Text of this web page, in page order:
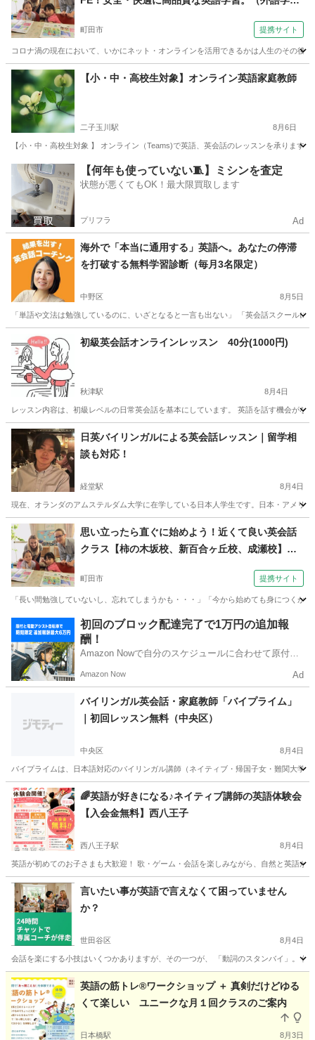
町田市 提携サイト
コロナ渦の現在において、いかにネット・オンラインを活用できるかは人生のその後
東京 町田市 英会話
【小・中・高校生対象】オンライン英語家庭教師
二子玉川駅 8月6日
【小・中・高校生対象 】 オンライン（Teams)で英語、英会話のレッスンを承りま
東京 世田谷区 二子玉川駅 英語/基礎英語 オンライン
【何年も使っていない🧵】ミシンを査定
状態が悪くてもOK！最大限買取します
プリフラ Ad
海外で「本当に通用する」英語へ。あなたの停滞
を打破する無料学習診断（毎月3名限定）
中野区 8月5日
「単語や文法は勉強しているのに、いざとなると一言も出ない」 「英会話スクール
東京 中野区 英語 無料
初級英会話オンラインレッスン 40分(1000円)
秋津駅 8月4日
レッスン内容は、初級レベルの日常英会話を基本にしています。 英語を話す機会が
東京 東村山市 秋津駅 英会話 オンライン
日英バイリンガルによる英会話レッスン｜留学相
談も対応！
経堂駅 8月4日
現在、オランダのアムステルダム大学に在学している日本人学生です。日本・アメリ
東京 世田谷区 経堂駅 英会話 バイリンガル
思い立ったら直ぐに始めよう！近くて良い英会話
クラス【柿の木坂校、新百合ヶ丘校、成瀬校】
町田市 提携サイト
「長い間勉強していないし、忘れてしまうかも・・・」「今から始めても身につく
英会話
初回のブロック配達完了で1万円の追加報
酬！
Amazon Nowで自分のスケジュールに合わせて原付や
う！
Amazon Now Ad
バイリンガル英会話・家庭教師「バイプライム」
｜初回レッスン無料（中央区）
中央区 8月4日
バイプライムは、日本語対応のバイリンガル講師（ネイティブ・帰国子女・難関大学
東京 中央区 英会話 バイリンガル
🌈英語が好きになる♪ネイティブ講師の英語体験会
【入会金無料】西八王子
西八王子駅 8月4日
英語が初めてのお子さまも大歓迎！ 歌・ゲーム・会話を楽しみながら、自然と英語
東京 八王子市 西八王子駅 英語 ネイティブ
言いたい事が英語で言えなくて困っていません
か？
世田谷区 8月4日
会話を楽にする小技はいくつかありますが、その一つが、 「動詞のスタンバイ」。
東京 世田谷区 英会話 コーチング
英語の筋トレ®️ワークショップ ＋ 真剣だけどゆる
くて楽しい ユニークな月１回クラスのご案内
日本橋駅 8月3日